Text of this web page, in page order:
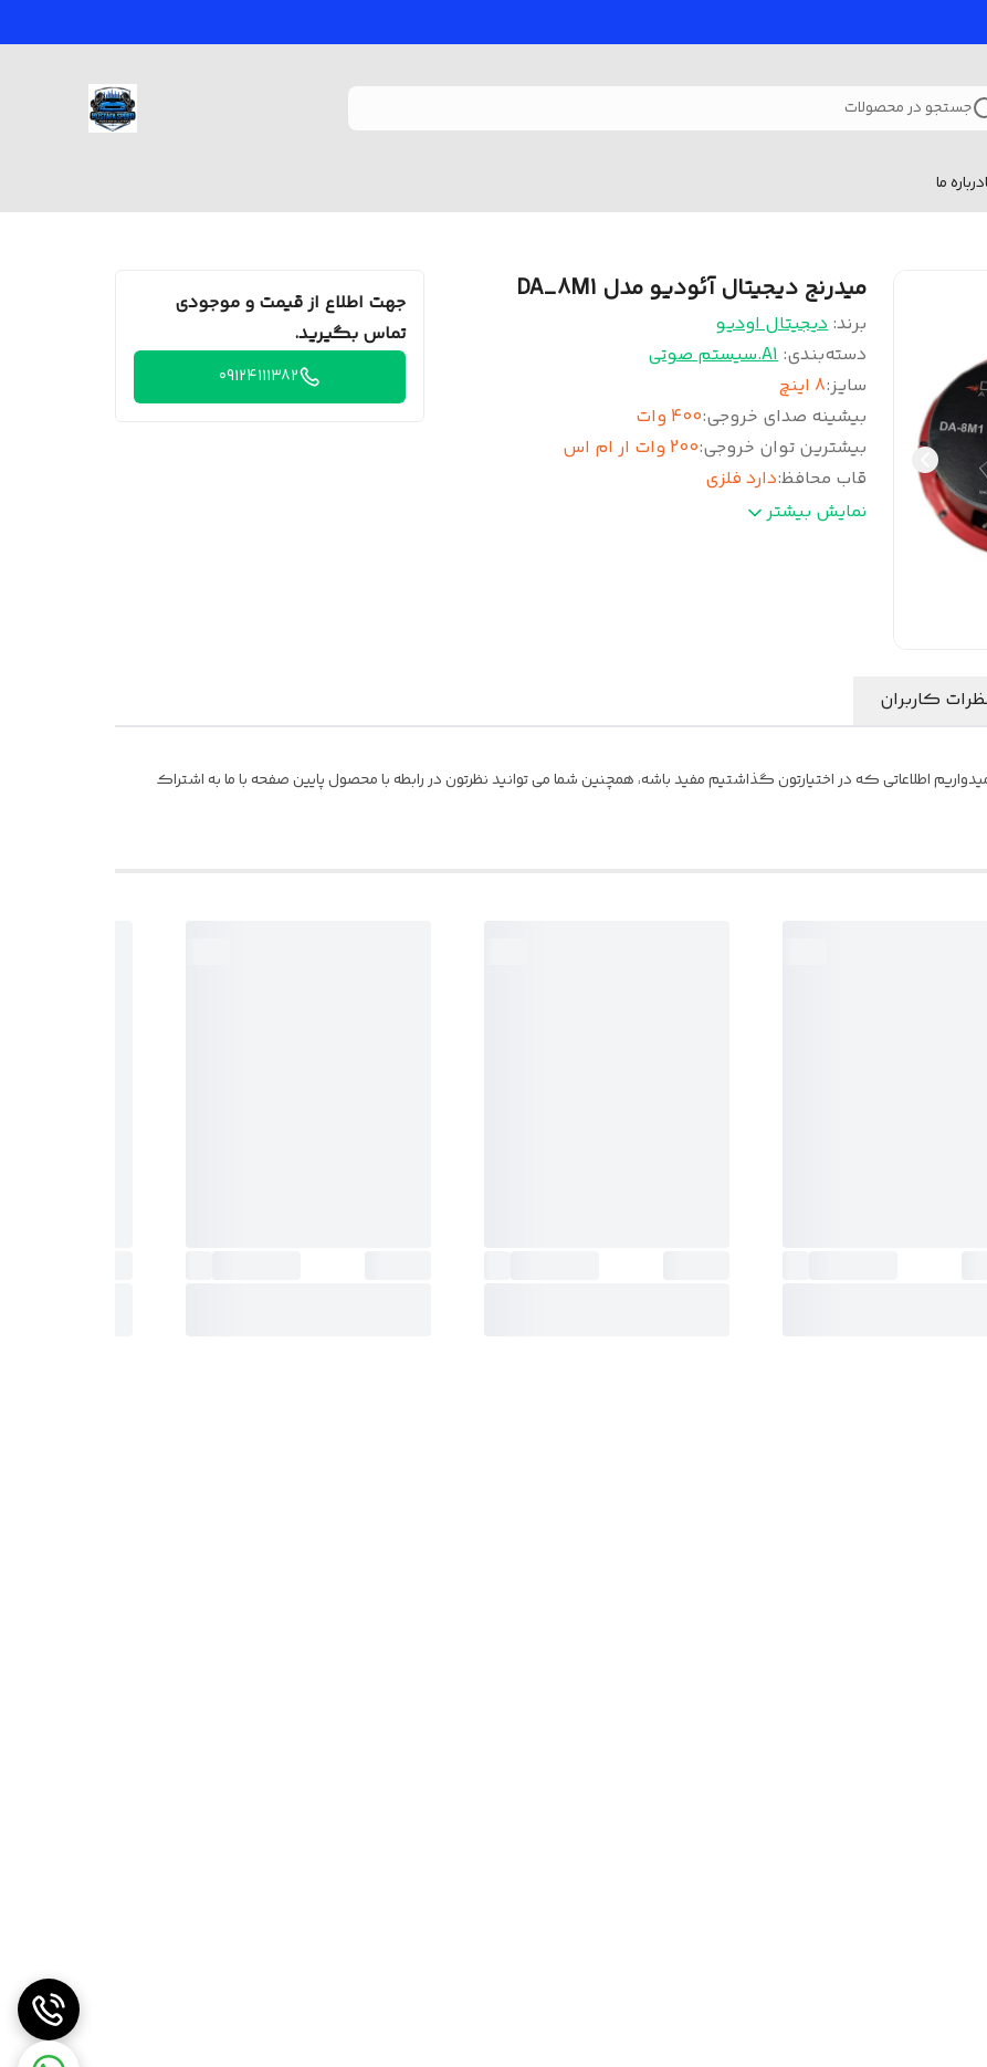
جستجو در محصولات
درباره ما
میدرنج دیجیتال آئودیو مدل DA_8M1
برند:دیجیتال اودیو
دسته‌بندی:A1.سیستم صوتی
سایز:8 اینچ
بیشینه صدای خروجی:400 وات
بیشترین توان خروجی:200 وات ار ام اس
قاب محافظ:دارد فلزی
. مقاومت:4 اهم
نمایش بیشتر
جهت اطلاع از قیمت و موجودی
تماس بگیرید.
09124111382
کاربران
اطلاعاتی که در اختیارتون گذاشتیم مفید باشه، همچنین شما می توانید نظرتون در رابطه با محصول پایین صفحه با ما به اشتراک